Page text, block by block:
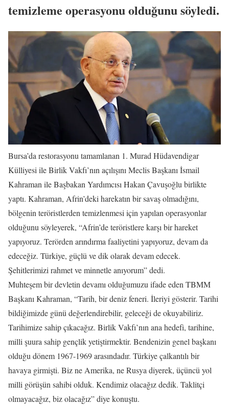
temizleme operasyonu olduğunu söyledi.
Bursa’da restorasyonu tamamlanan 1. Murad Hüdavendigar
Külliyesi ile Birlik Vakfı’nın açılışını Meclis Başkanı İsmail
Kahraman ile Başbakan Yardımcısı Hakan Çavuşoğlu birlikte
yaptı. Kahraman, Afrin’deki harekatın bir savaş olmadığını,
bölgenin teröristlerden temizlenmesi için yapılan operasyonlar
olduğunu söyleyerek, “Afrin’de teröristlere karşı bir hareket
yapıyoruz. Terörden arındırma faaliyetini yapıyoruz, devam da
edeceğiz. Türkiye, güçlü ve dik olarak devam edecek.
Şehitlerimizi rahmet ve minnetle anıyorum” dedi.
Muhteşem bir devletin devamı olduğumuzu ifade eden TBMM
Başkanı Kahraman, “Tarih, bir deniz feneri. İleriyi gösterir. Tarihi
bildiğimizde günü değerlendirebilir, geleceği de okuyabiliriz.
Tarihimize sahip çıkacağız. Birlik Vakfı’nın ana hedefi, tarihine,
milli şuura sahip gençlik yetiştirmektir. Bendenizin genel başkanı
olduğu dönem 1967-1969 arasındadır. Türkiye çalkantılı bir
havaya girmişti. Biz ne Amerika, ne Rusya diyerek, üçüncü yol
milli görüşün sahibi olduk. Kendimiz olacağız dedik. Taklitçi
olmayacağız, biz olacağız” diye konuştu.